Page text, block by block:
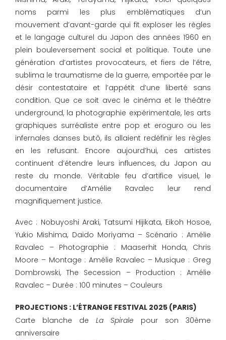
noms parmi les plus emblématiques d’un
mouvement d’avant-garde qui fit exploser les règles
et le langage culturel du Japon des années 1960 en
plein bouleversement social et politique. Toute une
génération d’artistes provocateurs, et fiers de l’être,
sublima le traumatisme de la guerre, emportée par le
désir contestataire et l’appétit d’une liberté sans
condition. Que ce soit avec le cinéma et le théâtre
underground, la photographie expérimentale, les arts
graphiques surréaliste entre pop et eroguro ou les
infernales danses butô, ils allaient redéfinir les règles
en les refusant. Encore aujourd’hui, ces artistes
continuent d’étendre leurs influences, du Japon au
reste du monde. Véritable feu d’artifice visuel, le
documentaire d’Amélie Ravalec leur rend
magnifiquement justice.
Avec : Nobuyoshi Araki, Tatsumi Hijikata, Eikoh Hosoe,
Yukio Mishima, Daido Moriyama – Scénario : Amélie
Ravalec – Photographie : Maaserhit Honda, Chris
Moore – Montage : Amélie Ravalec – Musique : Greg
Dombrowski, The Secession – Production : Amélie
Ravalec – Durée : 100 minutes – Couleurs
PROJECTIONS : L’ÉTRANGE FESTIVAL 2025 (PARIS)
Carte blanche de La Spirale pour son 30ème
anniversaire